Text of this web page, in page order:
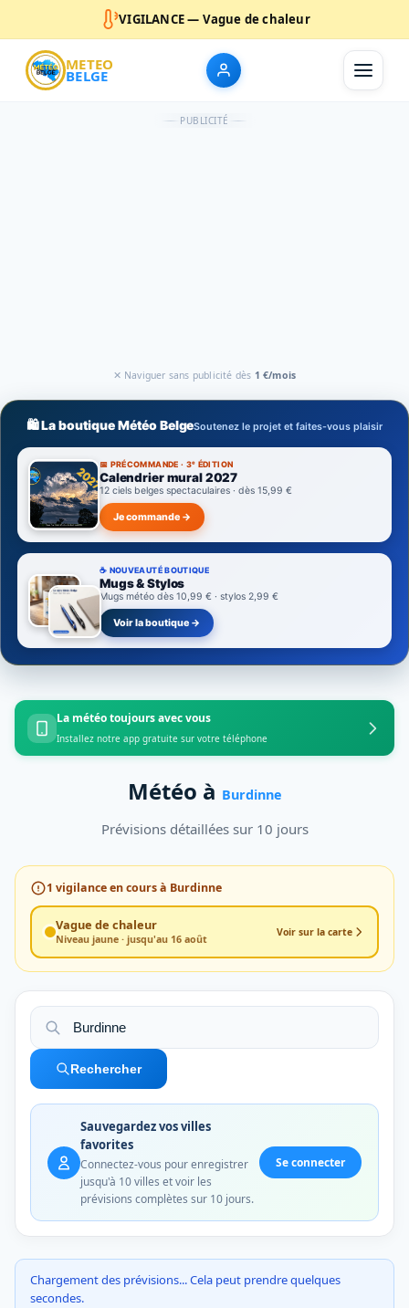
VIGILANCE — Vague de chaleur
METEO
BELGE
PUBLICITÉ
✕ Naviguer sans publicité dès 1 €/mois
🛍️ La boutique Météo BelgeSoutenez le projet et faites-vous plaisir
📅 PRÉCOMMANDE · 3ᵉ ÉDITION
Calendrier mural 2027
12 ciels belges spectaculaires · dès 15,99 €
Je commande →
☕ NOUVEAUTÉ BOUTIQUE
Mugs & Stylos
Mugs météo dès 10,99 € · stylos 2,99 €
Voir la boutique →
La météo toujours avec vous
Installez notre app gratuite sur votre téléphone
Météo à Burdinne
Prévisions détaillées sur 10 jours
1 vigilance en cours à Burdinne
Vague de chaleur
Niveau jaune · jusqu'au 16 août
Voir sur la carte
Rechercher
Sauvegardez vos villes
favorites
Connectez-vous pour enregistrer
jusqu'à 10 villes et voir les
prévisions complètes sur 10 jours.
Se connecter
Chargement des prévisions... Cela peut prendre quelques
secondes.